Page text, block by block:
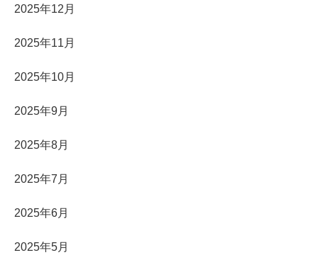
2025年12月
2025年11月
2025年10月
2025年9月
2025年8月
2025年7月
2025年6月
2025年5月